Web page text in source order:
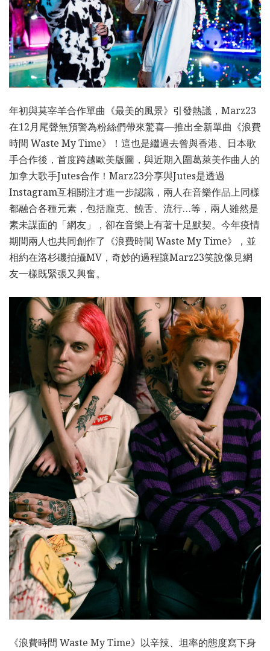
年初與莫宰羊合作單曲《最美的風景》引發熱議，Marz23
在12月尾聲無預警為粉絲們帶來驚喜—推出全新單曲《浪費
時間 Waste My Time》！這也是繼過去曾與香港、日本歌
手合作後，首度跨越歐美版圖，與近期入圍葛萊美作曲人的
加拿大歌手Jutes合作！Marz23分享與Jutes是透過
Instagram互相關注才進一步認識，兩人在音樂作品上同樣
都融合各種元素，包括龐克、饒舌、流行…等，兩人雖然是
素未謀面的「網友」，卻在音樂上有著十足默契。今年疫情
期間兩人也共同創作了《浪費時間 Waste My Time》，並
相約在洛杉磯拍攝MV，奇妙的過程讓Marz23笑說像見網
友一樣既緊張又興奮。
《浪費時間 Waste My Time》以辛辣、坦率的態度寫下身